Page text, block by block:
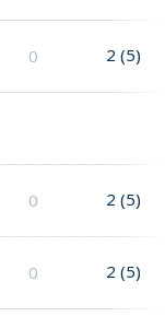
0 2 (5)
0 2 (5)
0 2 (5)